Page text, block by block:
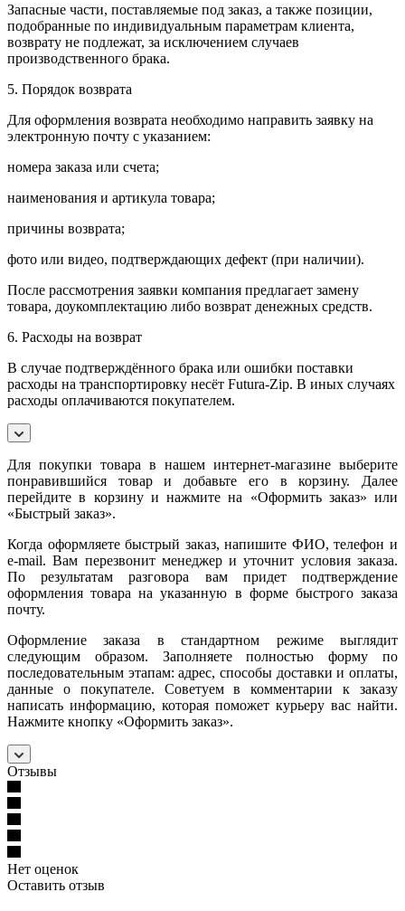
Запасные части, поставляемые под заказ, а также позиции,
подобранные по индивидуальным параметрам клиента,
возврату не подлежат, за исключением случаев
производственного брака.
5. Порядок возврата
Для оформления возврата необходимо направить заявку на
электронную почту с указанием:
номера заказа или счета;
наименования и артикула товара;
причины возврата;
фото или видео, подтверждающих дефект (при наличии).
После рассмотрения заявки компания предлагает замену
товара, доукомплектацию либо возврат денежных средств.
6. Расходы на возврат
В случае подтверждённого брака или ошибки поставки
расходы на транспортировку несёт Futura-Zip. В иных случаях
расходы оплачиваются покупателем.
Для покупки товара в нашем интернет-магазине выберите
понравившийся товар и добавьте его в корзину. Далее
перейдите в корзину и нажмите на «Оформить заказ» или
«Быстрый заказ».
Когда оформляете быстрый заказ, напишите ФИО, телефон и
e-mail. Вам перезвонит менеджер и уточнит условия заказа.
По результатам разговора вам придет подтверждение
оформления товара на указанную в форме быстрого заказа
почту.
Оформление заказа в стандартном режиме выглядит
следующим образом. Заполняете полностью форму по
последовательным этапам: адрес, способы доставки и оплаты,
данные о покупателе. Советуем в комментарии к заказу
написать информацию, которая поможет курьеру вас найти.
Нажмите кнопку «Оформить заказ».
Отзывы
Нет оценок
Оставить отзыв